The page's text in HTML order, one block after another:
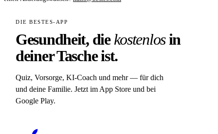
DIE BESTES-APP
Gesundheit, diekostenlosin
deiner Tasche ist.
Quiz, Vorsorge, KI-Coach und mehr — für dich
und deine Familie. Jetzt im App Store und bei
Google Play.